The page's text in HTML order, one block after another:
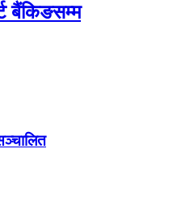
बैंकिङसम्म